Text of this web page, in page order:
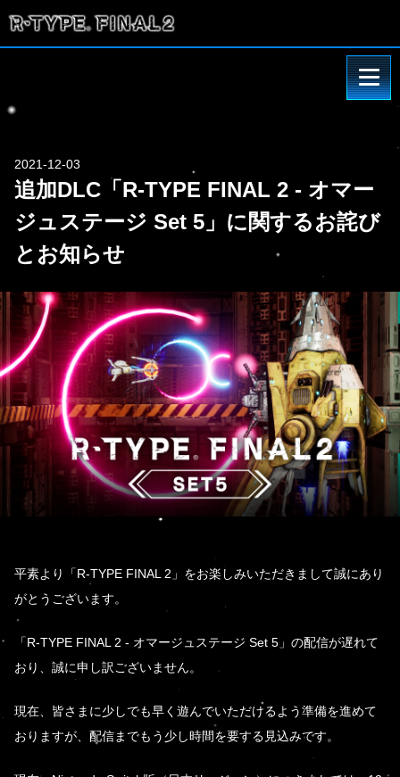
2021-12-03
追加DLC「R-TYPE FINAL 2 - オマー
ジュステージ Set 5」に関するお詫び
とお知らせ
平素より「R-TYPE FINAL 2」をお楽しみいただきまして誠にあり
がとうございます。
「R-TYPE FINAL 2 - オマージュステージ Set 5」の配信が遅れて
おり、誠に申し訳ございません。
現在、皆さまに少しでも早く遊んでいただけるよう準備を進めて
おりますが、配信までもう少し時間を要する見込みです。